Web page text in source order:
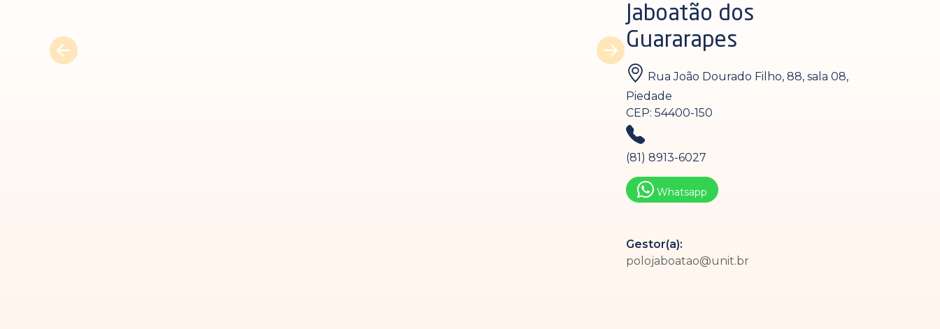
Jaboatão dos
Guararapes
Rua João Dourado Filho, 88, sala 08,
Piedade
CEP: 54400-150
(81) 8913-6027
Whatsapp
Gestor(a):
polojaboatao@unit.br